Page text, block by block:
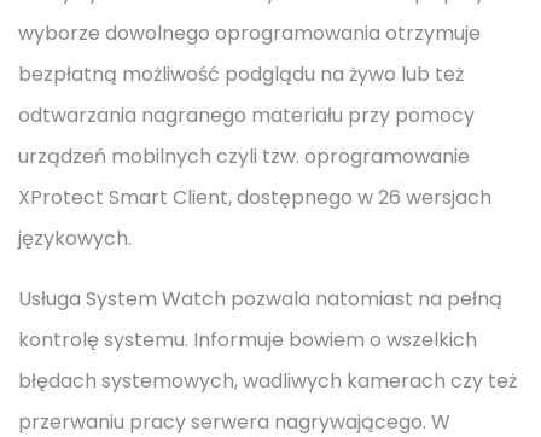
wyborze dowolnego oprogramowania otrzymuje
bezpłatną możliwość podglądu na żywo lub też
odtwarzania nagranego materiału przy pomocy
urządzeń mobilnych czyli tzw. oprogramowanie
XProtect Smart Client, dostępnego w 26 wersjach
językowych.
Usługa System Watch pozwala natomiast na pełną
kontrolę systemu. Informuje bowiem o wszelkich
błędach systemowych, wadliwych kamerach czy też
przerwaniu pracy serwera nagrywającego. W